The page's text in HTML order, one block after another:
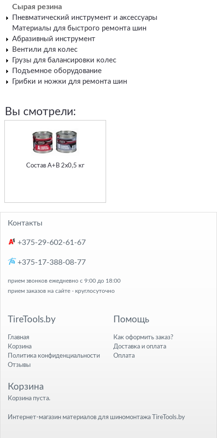
Сырая резина
Пневматический инструмент и аксессуары
Материалы для быстрого ремонта шин
Абразивный инструмент
Вентили для колес
Грузы для балансировки колес
Подъемное оборудование
Грибки и ножки для ремонта шин
Вы смотрели:
Состав А+В 2х0,5 кг
Контакты
+375-29-602-61-67
+375-17-388-08-77
прием звонков ежедневно с 9:00 до 18:00
прием заказов на сайте - круглосуточно
TireTools.by
Главная
Корзина
Политика конфиденциальности
Отзывы
Помощь
Как оформить заказ?
Доставка и оплата
Оплата
Корзина
Корзина пуста.
Интернет-магазин материалов для шиномонтажа TireTools.by